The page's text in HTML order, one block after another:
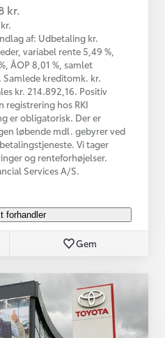
kr.
af: Udbetaling kr.
variabel rente 5,49 %,
ÅOP 8,01 %, samlet
kreditomk. kr.
kr. 214.892,16. Positiv
registrering hos RKI
er obligatorisk. Der er
løbende mdl. gebyrer ved
Vi tager
og renteforhøjelser.
Services A/S.
forhandler
Gem